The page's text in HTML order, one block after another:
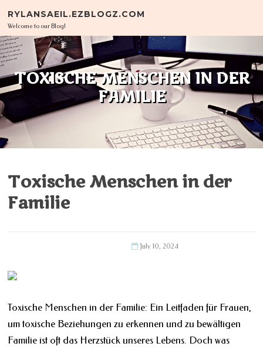
RYLANSAEIL.EZBLOGZ.COM
Welcome to our Blog!
TOXISCHE MENSCHEN IN DER
FAMILIE
Toxische Menschen in der
Familie
July 10, 2024
Toxische Menschen in der Familie: Ein Leitfaden für Frauen,
um toxische Beziehungen zu erkennen und zu bewältigen
Familie ist oft das Herzstück unseres Lebens. Doch was